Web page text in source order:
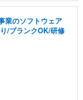
業のソフトウェア
/ブランクOK/研修